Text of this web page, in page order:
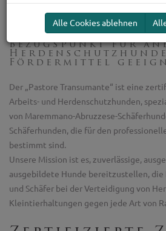
Zertifizierte
von
Pastore
Bezugspunkt für
Fördermittel
Der „Pastore Transumante“ ist eine
Arbeits- und Herdenschutzhunden,
von Maremmano-Abruzzese-
Schäferhunden, die für den
bestimmt sind.
Unsere Mission ist es, zuverlässige,
ausgebildete Hunde bereitzustellen,
und Schäfer bei der Verteidigung von
Kleintierhaltungen gegen jede Art von
Alle Cookies ablehnen